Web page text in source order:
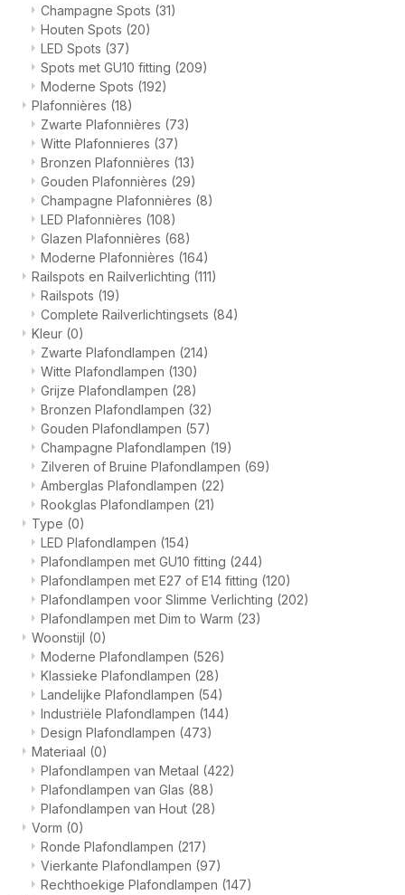
Champagne Spots (31)
Houten Spots (20)
LED Spots (37)
Spots met GU10 fitting (209)
Moderne Spots (192)
Plafonnières (18)
Zwarte Plafonnières (73)
Witte Plafonnieres (37)
Bronzen Plafonnières (13)
Gouden Plafonnières (29)
Champagne Plafonnières (8)
LED Plafonnières (108)
Glazen Plafonnières (68)
Moderne Plafonnières (164)
Railspots en Railverlichting (111)
Railspots (19)
Complete Railverlichtingsets (84)
Kleur (0)
Zwarte Plafondlampen (214)
Witte Plafondlampen (130)
Grijze Plafondlampen (28)
Bronzen Plafondlampen (32)
Gouden Plafondlampen (57)
Champagne Plafondlampen (19)
Zilveren of Bruine Plafondlampen (69)
Amberglas Plafondlampen (22)
Rookglas Plafondlampen (21)
Type (0)
LED Plafondlampen (154)
Plafondlampen met GU10 fitting (244)
Plafondlampen met E27 of E14 fitting (120)
Plafondlampen voor Slimme Verlichting (202)
Plafondlampen met Dim to Warm (23)
Woonstijl (0)
Moderne Plafondlampen (526)
Klassieke Plafondlampen (28)
Landelijke Plafondlampen (54)
Industriële Plafondlampen (144)
Design Plafondlampen (473)
Materiaal (0)
Plafondlampen van Metaal (422)
Plafondlampen van Glas (88)
Plafondlampen van Hout (28)
Vorm (0)
Ronde Plafondlampen (217)
Vierkante Plafondlampen (97)
Rechthoekige Plafondlampen (147)